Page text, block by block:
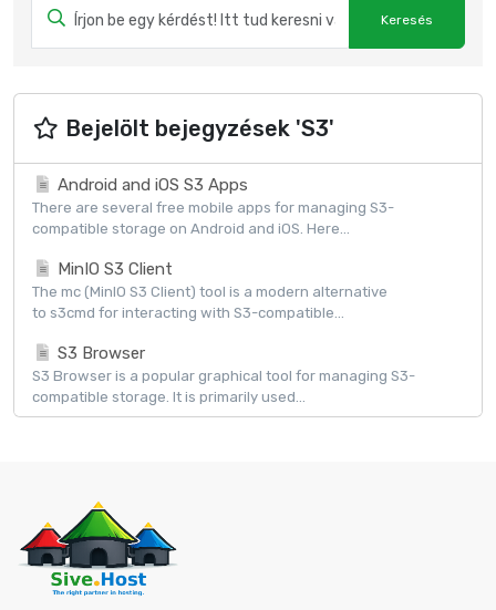
Bejelölt bejegyzések 'S3'
Android and iOS S3 Apps
There are several free mobile apps for managing S3-
compatible storage on Android and iOS. Here...
MinIO S3 Client
The mc (MinIO S3 Client) tool is a modern alternative
to s3cmd for interacting with S3-compatible...
S3 Browser
S3 Browser is a popular graphical tool for managing S3-
compatible storage. It is primarily used...